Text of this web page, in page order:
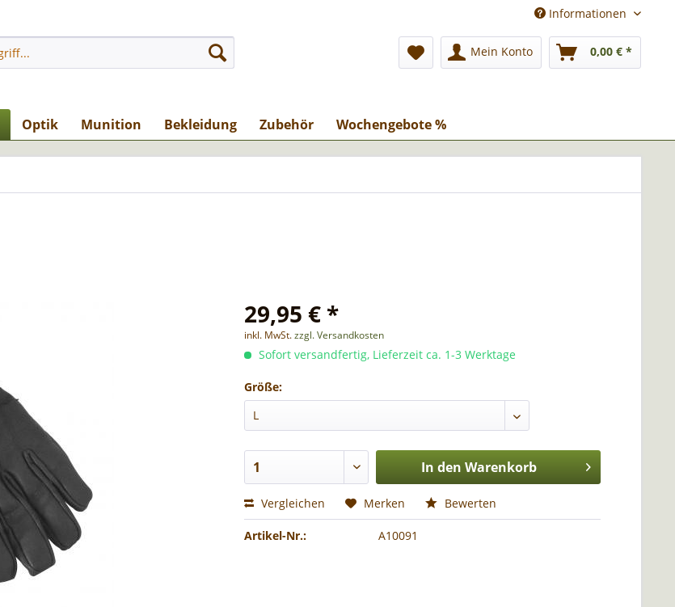
Informationen
Mein Konto 0,00 € *
Optik Munition Bekleidung Zubehör Wochengebote %
29,95 € *
inkl. MwSt.zzgl. Versandkosten
Sofort versandfertig, Lieferzeit ca. 1-3 Werktage
Größe:
In den Warenkorb
Vergleichen Merken Bewerten
Artikel-Nr.: A10091